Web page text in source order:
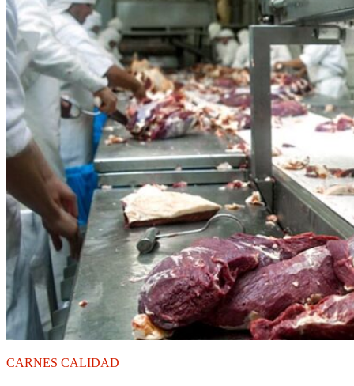
CARNES CALIDAD